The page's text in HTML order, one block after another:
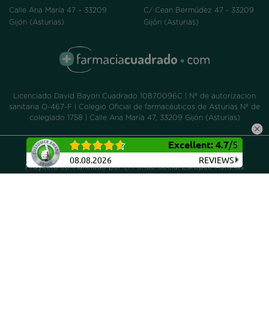
Excellent: 4.7/5
08.08.2026 REVIEWS
Calle Ana María 47 – 33209
Gijón (Asturias)
C/ Cean Bermúdez 47 - 33209
Gijón (Asturias)
Licenciado David Bayon Cuadrado 10870096C | Nº de autorizacion
sanitaria O-467-F | Colegio Oficial de farmacéuticos de Asturias Nº de
colegiado 1758 | Calle Ana María 47, 33209 Gijón (Asturias)
Aviso legal | Política de privacidad | Política de cookies
Proyecto cofinanciado por el Fondo Social Europeo Asturias